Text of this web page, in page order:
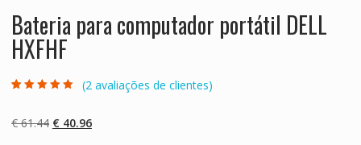
Bateria para computador portátil DELL
HXFHF
com base em
classificaçõe
(2 avaliações de clientes)
€61.44 O
€40.96O